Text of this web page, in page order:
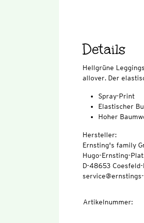
Details
Hellgrüne
allover. Der
Spray-Print
Elastischer
Hoher
Hersteller:
Ernsting's family
Hugo-Ernsting-
D-48653
Artikelnummer: